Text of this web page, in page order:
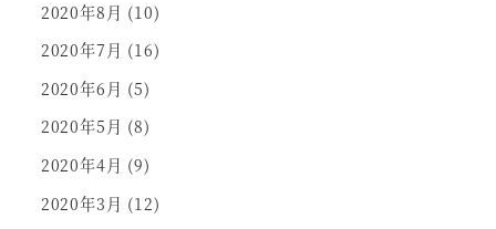
2020年8月 (10)
2020年7月 (16)
2020年6月 (5)
2020年5月 (8)
2020年4月 (9)
2020年3月 (12)